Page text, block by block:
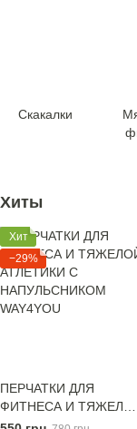
Скакалки
Хиты
Хит
−29%
ПЕРЧАТКИ ДЛЯ
ФИТНЕСА И ТЯЖЕЛОЙ
АТЛЕТИКИ С